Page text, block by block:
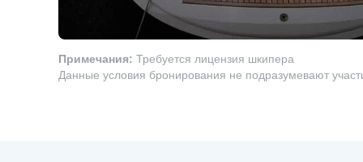
Примечания: Требуется лицензия шкипера
Данные условия бронирования не подразумевают